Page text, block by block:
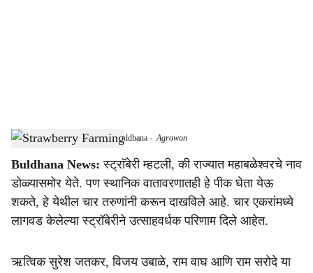
a
r
Strawberry Farming Thrives in Buldhana -Agrowon
Buldhana News: स्ट्राॅबेरी म्हटली, की राज्यात महाबळेश्वरचे नाव
डोळ्यासमोर येते. पण स्थानिक वातावरणातही हे पीक घेता येऊ
शकते, हे येथील चार तरुणांनी करून दाखविले आहे. चार एकरांमध्ये
लागवड केलेल्या स्ट्रॉबेरीने उत्साहवर्धक परिणाम दिले आहेत.
ऋत्विक सुरेश जतकर, विजय उबाळे, राम वाघ आणि राम सरोदे या